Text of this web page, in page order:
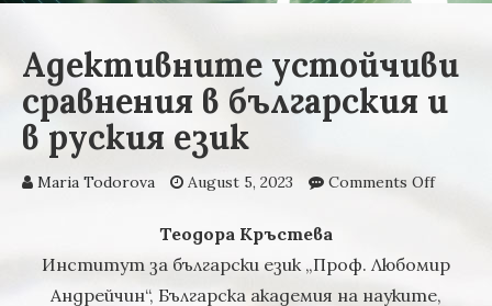
Адективните устойчиви
сравнения в българския и
в руския език
Maria Todorova August 5, 2023 Comments Offon
в
Теодора Кръстева
Институт за български език „Проф. Любомир
Андрейчин“, Българска академия на науките,